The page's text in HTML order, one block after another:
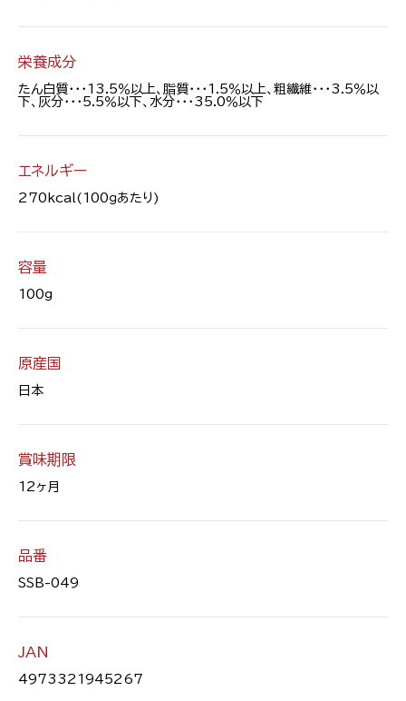
栄養成分
たん白質・・・13.5％以上、脂質・・・1.5％以上、粗繊維・・・3.5％以
下、灰分・・・5.5％以下、水分・・・35.0％以下
エネルギー
270kcal(100ｇあたり)
容量
100g
原産国
日本
賞味期限
12ヶ月
品番
SSB-049
JAN
4973321945267